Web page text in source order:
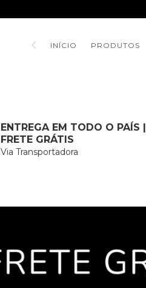
INÍCIO PRODUTOS
ENTREGA EM TODO O PAÍS |
FRETE GRÁTIS
Via Transportadora